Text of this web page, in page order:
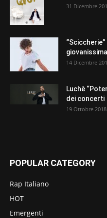
31 Dicembre
14 Dicembre
Luchè
dei concerti
19 Ottobre 2018
POPULAR CATEGORY
Rap Italiano
HOT
Emergenti